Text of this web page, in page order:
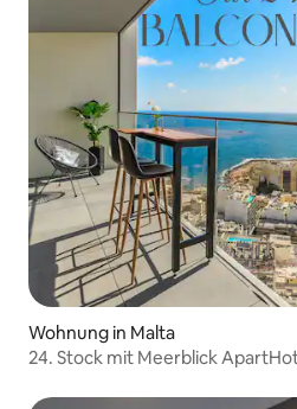
Wohnung in Malta
24. Stock mit Meerblick